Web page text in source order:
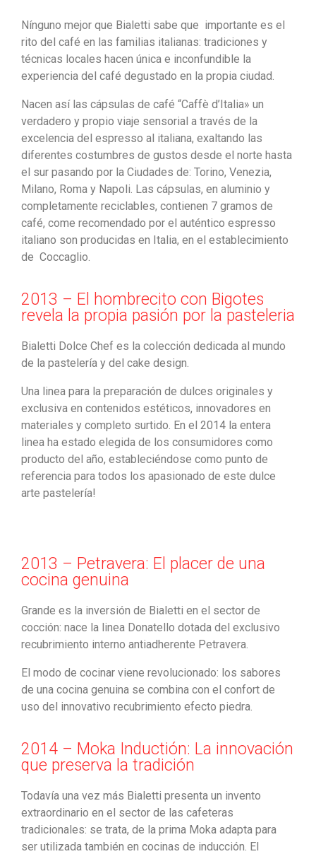
Nínguno mejor que Bialetti sabe que importante es el
rito del café en las familias italianas: tradiciones y
técnicas locales hacen única e inconfundible la
experiencia del café degustado en la propia ciudad.
Nacen así las cápsulas de café “Caffè d’Italia» un
verdadero y propio viaje sensorial a través de la
excelencia del espresso al italiana, exaltando las
diferentes costumbres de gustos desde el norte hasta
el sur pasando por la Ciudades de: Torino, Venezia,
Milano, Roma y Napoli. Las cápsulas, en aluminio y
completamente reciclables, contienen 7 gramos de
café, come recomendado por el auténtico espresso
italiano son producidas en Italia, en el establecimiento
de Coccaglio.
2013 – El hombrecito con Bigotes
revela la propia pasión por la pasteleria
Bialetti Dolce Chef es la colección dedicada al mundo
de la pastelería y del cake design.
Una linea para la preparación de dulces originales y
exclusiva en contenidos estéticos, innovadores en
materiales y completo surtido. En el 2014 la entera
linea ha estado elegida de los consumidores como
producto del año, estableciéndose como punto de
referencia para todos los apasionado de este dulce
arte pastelería!
2013 – Petravera: El placer de una
cocina genuina
Grande es la inversión de Bialetti en el sector de
cocción: nace la linea Donatello dotada del exclusivo
recubrimiento interno antiadherente Petravera.
El modo de cocinar viene revolucionado: los sabores
de una cocina genuina se combina con el confort de
uso del innovativo recubrimiento efecto piedra.
2014 – Moka Inductión: La innovación
que preserva la tradición
Todavía una vez más Bialetti presenta un invento
extraordinario en el sector de las cafeteras
tradicionales: se trata, de la prima Moka adapta para
ser utilizada también en cocinas de inducción. El